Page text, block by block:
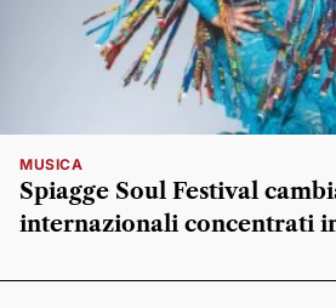
MUSICA
Spiagge Soul Festival
internazionali concentrati